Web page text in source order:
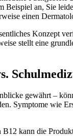
Beispiel an, Sie
einen
Konzept
stellt eine
gewährt –
Symptome wie
kann die